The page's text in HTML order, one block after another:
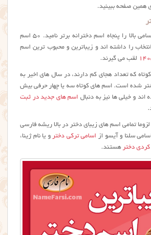
همین صفحه ببینید.
به نوعی می توان اسامی بالا را پنجاه اسم دخترانه برتر نامید. ۵۰ اسم
را داشته اند و زیباترین و محبوب ترین اسم
لقب می گیرند.
که تعداد هجای کم دارند، در سال های اخیر به
شده است. اسم های کوتاه سه یا چهار حرفی بیش
و خیلی ها نیز به دنبال اسم های جدید در ثبت
تمامی اسم های زیبای دختر در بالا ریشه فارسی
سلنا و آیسو از اسامی ترکی دختر و یا نام ژینا،
دختر هستند.